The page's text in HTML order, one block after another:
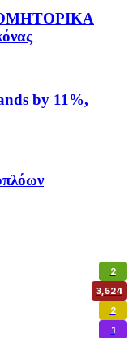
by 11%,
2
3,524
2
1